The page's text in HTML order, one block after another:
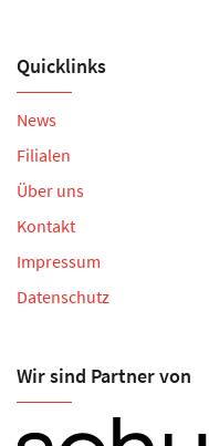
Quicklinks
News
Filialen
Über uns
Kontakt
Impressum
Datenschutz
Wir sind Partner von